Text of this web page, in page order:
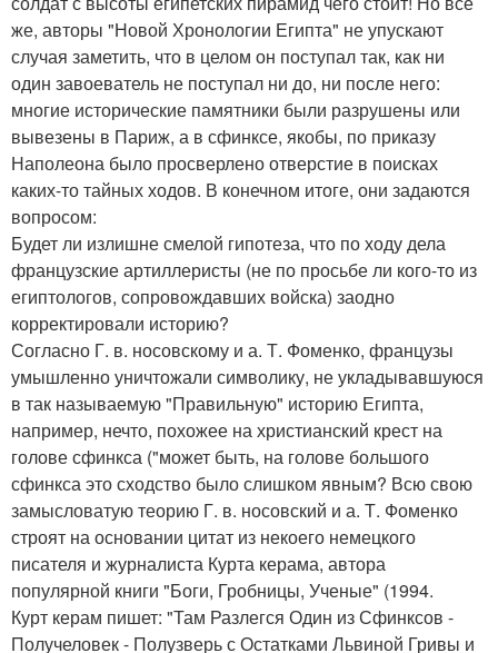
же, авторы "Новой Хронологии Египта" не упускают
случая заметить, что в целом он поступал так, как ни
один завоеватель не поступал ни до, ни после него:
многие исторические памятники были разрушены или
вывезены в Париж, а в сфинксе, якобы, по приказу
Наполеона было просверлено отверстие в поисках
каких-то тайных ходов. В конечном итоге, они задаются
вопросом:
Будет ли излишне смелой гипотеза, что по ходу дела
французские артиллеристы (не по просьбе ли кого-то из
египтологов, сопровождавших войска) заодно
корректировали историю?
Согласно Г. в. носовскому и а. Т. Фоменко, французы
умышленно уничтожали символику, не укладывавшуюся
в так называемую "Правильную" историю Египта,
например, нечто, похожее на христианский крест на
голове сфинкса ("может быть, на голове большого
сфинкса это сходство было слишком явным? Всю свою
замысловатую теорию Г. в. носовский и а. Т. Фоменко
строят на основании цитат из некоего немецкого
писателя и журналиста Курта керама, автора
популярной книги "Боги, Гробницы, Ученые" (1994.
Курт керам пишет: "Там Разлегся Один из Сфинксов -
Получеловек - Полузверь с Остатками Львиной Гривы и